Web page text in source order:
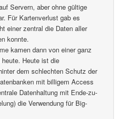
Servern, aber ohne gültige
Für Kartenverlust gab es
einer zentral die Daten aller
konnte.
kamen dann von einer ganz
Heute ist die
dem schlechten Schutz der
mit billigem Access
Datenhaltung mit Ende-zu-
die Verwendung für Big-